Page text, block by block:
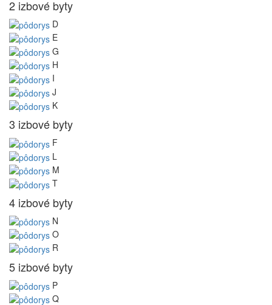
2 izbové byty
D
E
G
H
I
J
K
3 izbové byty
F
L
M
T
4 izbové byty
N
O
R
5 izbové byty
P
Q